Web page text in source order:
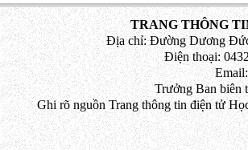
TRANG THÔNG
Địa chỉ: Đường Dương
Điện thoại:
Trưởng Ban biên
Ghi rõ nguồn Trang thông tin điện tử